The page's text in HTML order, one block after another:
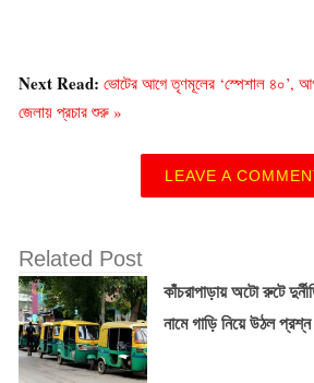
Next Read: ভোটের আগে তৃণমূলের ‘স্পেশাল ৪০’,
জেলায় প্রচার শুরু »
LEAVE A
Related Post
কাঁচরাপাড়ায় অটো রুটে
নামে গাড়ি নিয়ে উঠল প্রশ্ন